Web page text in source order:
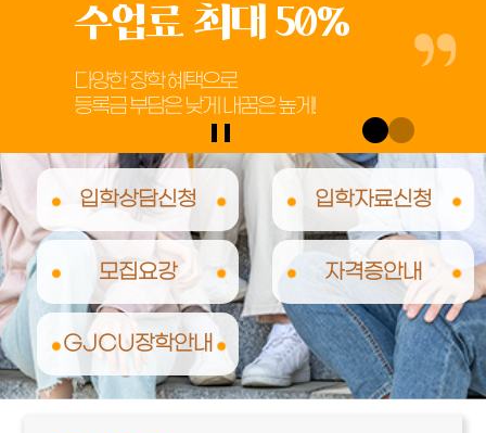
수업료 최
등록금 부담은 낮게 내
메인비주얼
슬라이드정지
입학상담신청 입학자료신청
모집요강 자격증안내
GJCU장학안내